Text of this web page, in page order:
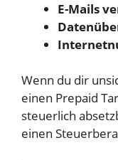
E-Mails
Wenn du dir
einen Prepaid
steuerlich
einen